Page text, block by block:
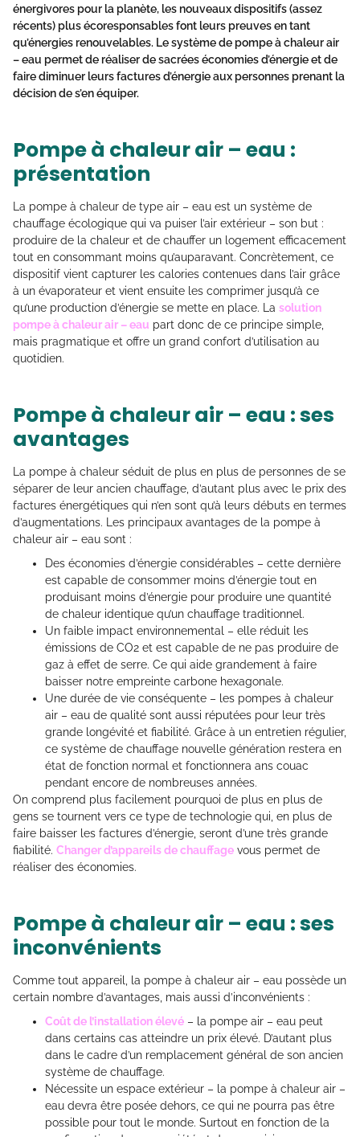
énergivores pour la planète, les nouveaux dispositifs (assez
récents) plus écoresponsables font leurs preuves en tant
qu’énergies renouvelables. Le système de pompe à chaleur air
– eau permet de réaliser de sacrées économies d’énergie et de
faire diminuer leurs factures d’énergie aux personnes prenant la
décision de s’en équiper.
Pompe à chaleur air – eau :
présentation
La pompe à chaleur de type air – eau est un système de
chauffage écologique qui va puiser l’air extérieur – son but :
produire de la chaleur et de chauffer un logement efficacement
tout en consommant moins qu’auparavant. Concrètement, ce
dispositif vient capturer les calories contenues dans l’air grâce
à un évaporateur et vient ensuite les comprimer jusqu’à ce
qu’une production d’énergie se mette en place. La solution
pompe à chaleur air – eau part donc de ce principe simple,
mais pragmatique et offre un grand confort d’utilisation au
quotidien.
Pompe à chaleur air – eau : ses
avantages
La pompe à chaleur séduit de plus en plus de personnes de se
séparer de leur ancien chauffage, d’autant plus avec le prix des
factures énergétiques qui n’en sont qu’à leurs débuts en termes
d’augmentations. Les principaux avantages de la pompe à
chaleur air – eau sont :
Des économies d’énergie considérables – cette dernière
est capable de consommer moins d’énergie tout en
produisant moins d’énergie pour produire une quantité
de chaleur identique qu’un chauffage traditionnel.
Un faible impact environnemental – elle réduit les
émissions de CO2 et est capable de ne pas produire de
gaz à effet de serre. Ce qui aide grandement à faire
baisser notre empreinte carbone hexagonale.
Une durée de vie conséquente – les pompes à chaleur
air – eau de qualité sont aussi réputées pour leur très
grande longévité et fiabilité. Grâce à un entretien régulier,
ce système de chauffage nouvelle génération restera en
état de fonction normal et fonctionnera ans couac
pendant encore de nombreuses années.
On comprend plus facilement pourquoi de plus en plus de
gens se tournent vers ce type de technologie qui, en plus de
faire baisser les factures d’énergie, seront d’une très grande
fiabilité. Changer d’appareils de chauffage vous permet de
réaliser des économies.
Pompe à chaleur air – eau : ses
inconvénients
Comme tout appareil, la pompe à chaleur air – eau possède un
certain nombre d’avantages, mais aussi d’inconvénients :
Coût de l’installation élevé – la pompe air – eau peut
dans certains cas atteindre un prix élevé. D’autant plus
dans le cadre d’un remplacement général de son ancien
système de chauffage.
Nécessite un espace extérieur – la pompe à chaleur air –
eau devra être posée dehors, ce qui ne pourra pas être
possible pour tout le monde. Surtout en fonction de la